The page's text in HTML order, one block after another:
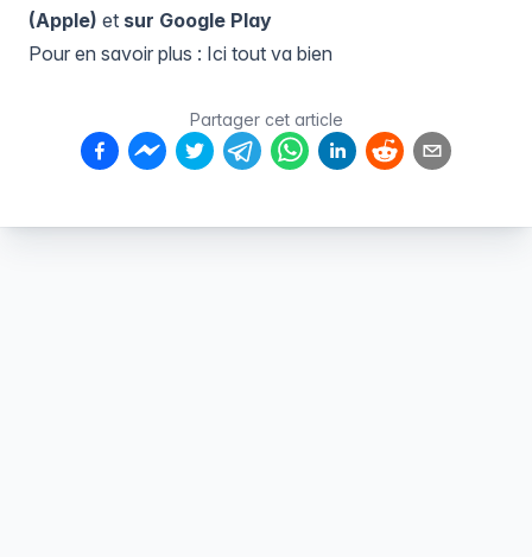
(Apple) et sur Google Play
Pour en savoir plus : Ici tout va bien
Partager cet article